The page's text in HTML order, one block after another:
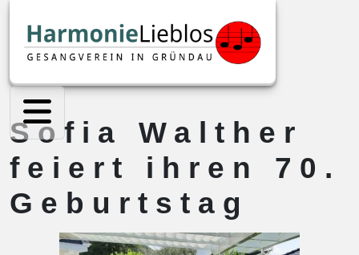
Sofia Walther
feiert ihren 70.
Geburtstag